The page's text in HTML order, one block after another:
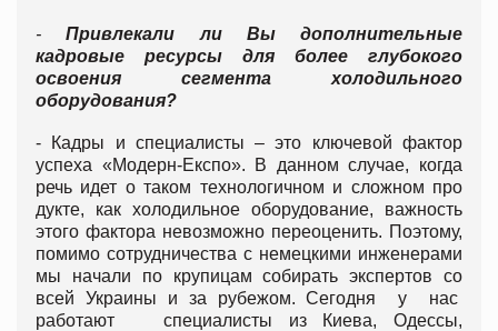
- Привлекали ли Вы дополнительные
кадровые ресурсы для более глубокого
освоения сегмента холодильного
оборудования?
- Кадры и специалисты – это ключевой фактор
успеха «Модерн-Експо». В данном случае, когда
речь идет о таком технологичном и сложном про
дукте, как холодильное оборудование, важность
этого фактора невозможно переоценить. Поэтому,
помимо сотрудничества с немецкими инженерами
мы начали по крупицам собирать экспертов со
всей Украины и за рубежом. Сегодня у нас
работают специалисты из Киева, Одессы,